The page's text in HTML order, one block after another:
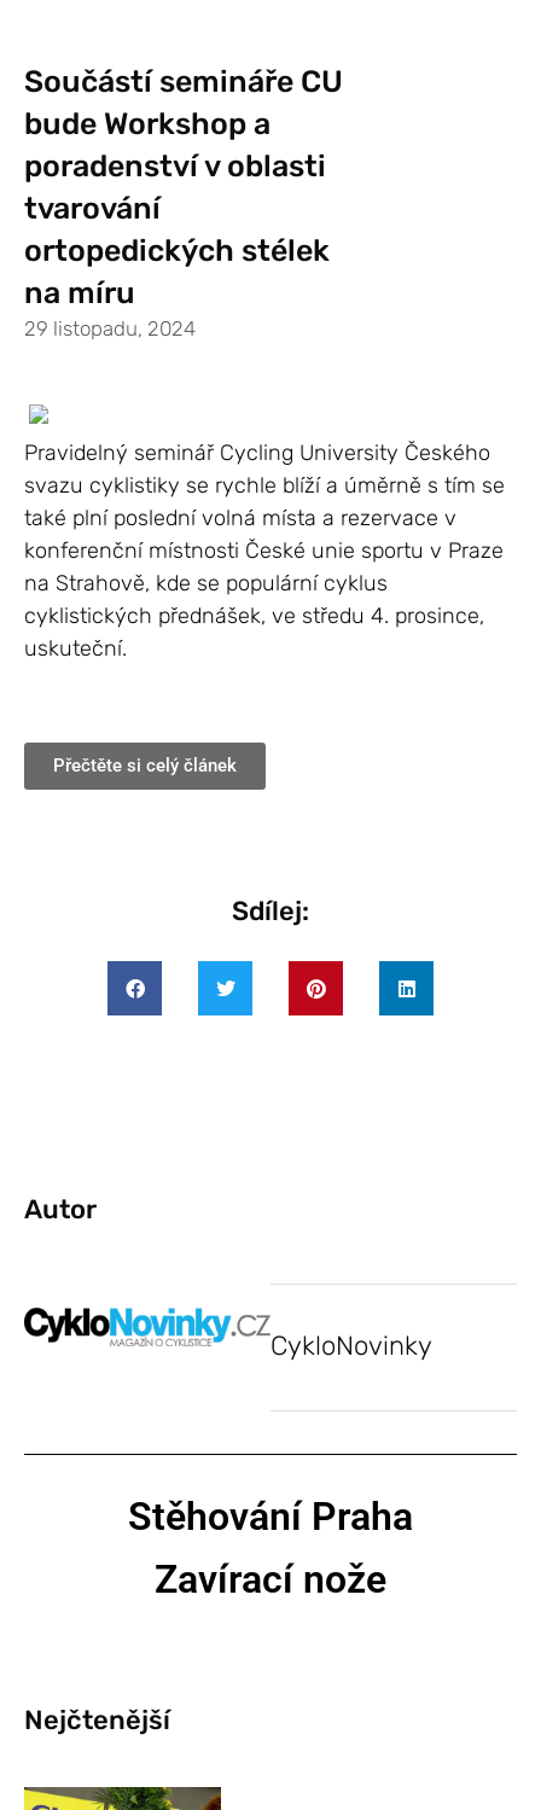
Součástí semináře CU
bude Workshop a
poradenství v oblasti
tvarování
ortopedických stélek
na míru
29 listopadu, 2024
Pravidelný seminář Cycling University Českého
svazu cyklistiky se rychle blíží a úměrně s tím se
také plní poslední volná místa a rezervace v
konferenční místnosti České unie sportu v Praze
na Strahově, kde se populární cyklus
cyklistických přednášek, ve středu 4. prosince,
uskuteční.
Přečtěte si celý článek
Sdílej:
Autor
CykloNovinky
Stěhování Praha
Zavírací nože
Nejčtenější